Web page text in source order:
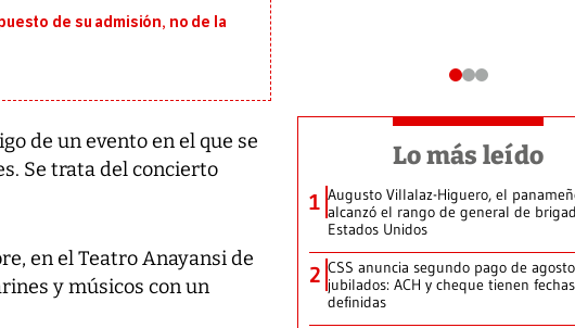
de su admisión, no de la
de un evento en el que se
Se trata del concierto
en el Teatro Anayansi de
y músicos con un
...
Lo más leído
1 Augusto Villalaz-Higuero, el
alcanzó el rango de general de
Estados Unidos
2 CSS anuncia segundo pago de
jubilados: ACH y cheque tienen fechas
definidas